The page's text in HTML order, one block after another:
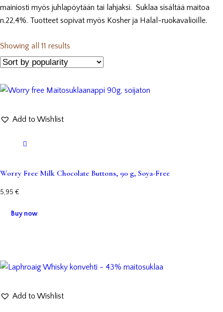
mainiosti myös juhlapöytään tai lahjaksi. Suklaa sisältää maitoa
n.22,4%. Tuotteet sopivat myös Kosher ja Halal-ruokavalioille.
Showing all 11 results
Add to Wishlist
Worry Free Milk Chocolate Buttons, 90 g, Soya-Free
5,95 €
Buy now
Add to Wishlist